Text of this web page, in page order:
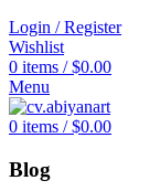
Login / Register
Wishlist
0 items / $0.00
Menu
0 items / $0.00
Blog